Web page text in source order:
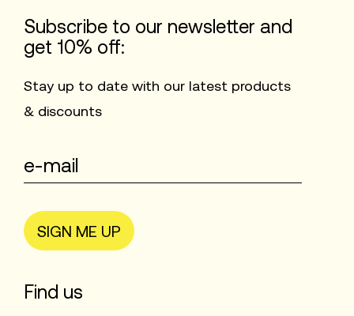
Subscribe to our newsletter and
get 10% off:
Stay up to date with our latest products
& discounts
SIGN ME UP
Find us